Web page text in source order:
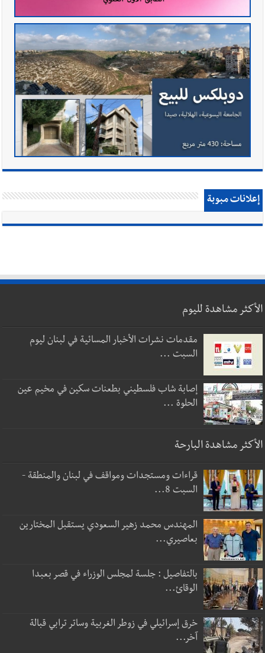
إعلانات مبوبة
الأكثر مشاهدة لليوم
مقدمات نشرات الأخبار المسائية في لبنان ليوم
السبت ...
إصابة شاب فلسطيني بطعنات سكين في مخيم عين
الحلوة ...
الأكثر مشاهدة البارحة
قراءات ومستجدات ومواقف في لبنان والمنطقة -
السبت 8...
المهندس محمد زهير السعودي يستقبل المختارين
بعاصيري...
بالتفاصيل : جلسة لمجلس الوزراء في قصر بعبدا
الوقائ...
خرق إسرائيلي في زوطر الغربية وساتر ترابي قبالة
آخر...